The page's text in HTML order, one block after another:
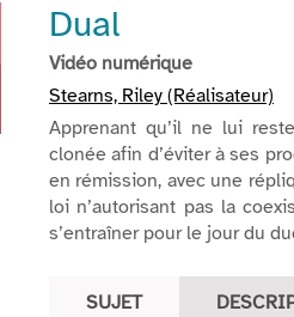
Dual
Vidéo numérique
Stearns, Riley (Réalisateur)
Apprenant qu’il ne lui
clonée afin d’éviter à ses
en rémission, avec une
loi n’autorisant pas la
s’entraîner pour le jour du
SUJET